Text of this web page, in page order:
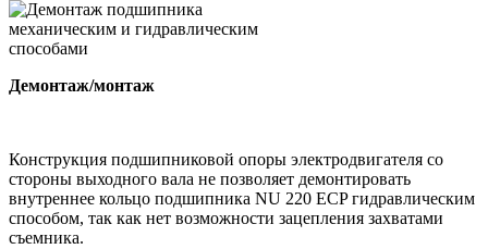
Демонтаж/монтаж
Конструкция подшипниковой опоры электродвигателя со
стороны выходного вала не позволяет демонтировать
внутреннее кольцо подшипника NU 220 ECP гидравлическим
способом, так как нет возможности зацепления захватами
съемника.